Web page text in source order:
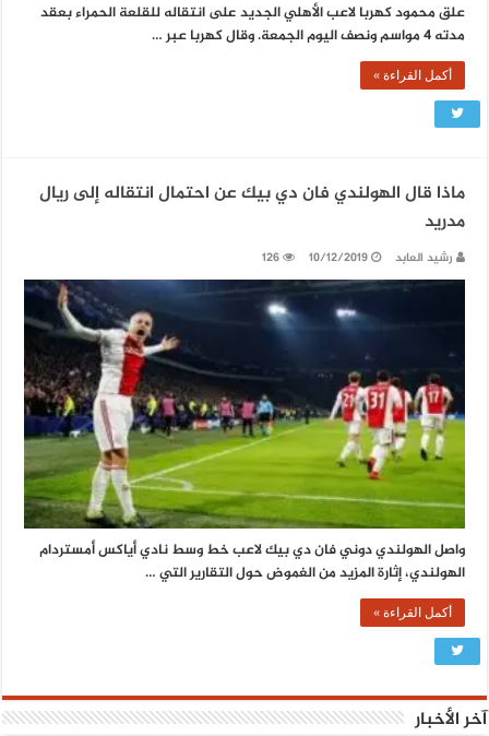
علق محمود كهربا لاعب الأهلي الجديد على انتقاله للقلعة الحمراء بعقد
مدته 4 مواسم ونصف اليوم الجمعة. وقال كهربا عبر …
أكمل القراءة »
ماذا قال الهولندي فان دي بيك عن احتمال انتقاله إلى ريال
مدريد
رشيد العابد 10/12/2019
126
واصل الهولندي دوني فان دي بيك لاعب خط وسط نادي أياكس أمستردام
الهولندي، إثارة المزيد من الغموض حول التقارير التي …
أكمل القراءة »
آخر الأخبار